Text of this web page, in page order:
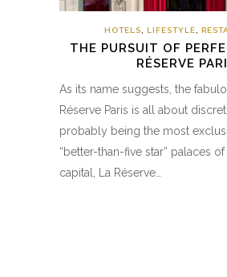
HOTELS LIFESTYLE
THE PURSUIT OF
RÉSERVE
As its name suggests, the
Réserve Paris is all about
probably being the most
“better-than-five star” palaces
capital, La Réserve…